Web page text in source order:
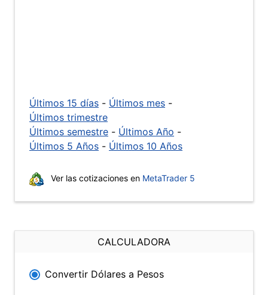
Últimos 15 días - Últimos mes -
Últimos trimestre
Últimos semestre - Últimos Año -
Últimos 5 Años - Últimos 10 Años
Ver las cotizaciones en MetaTrader 5
CALCULADORA
Convertir Dólares a Pesos